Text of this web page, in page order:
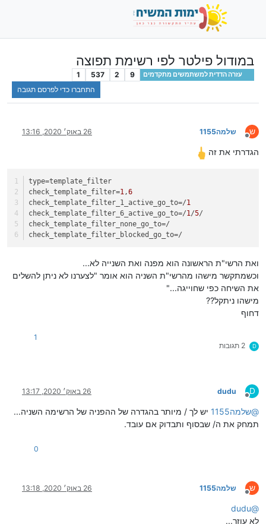
במודול פילטר לפי רשימת תפוצה
עזרה הדדית למשתמשים מתקדמים 9
2
537
1
התחברו כדי לפרסם תגובה
ש
מנותק
שלמה1155 26 באוק׳ 2020, 13:16
הגדרתי את זה
type=template_filter
check_template_filter=1,6
check_template_filter_1_active_go_to=/1
check_template_filter_6_active_go_to=/1/5/
check_template_filter_none_go_to=/
check_template_filter_blocked_go_to=/
ואת הרשי"ת הראשונה הוא מפנה ואת השנייה לא...
וכשמתקשר מישהו מהרשי"ת השניה הוא אומר "לצערנו לא ניתן להשלים
את השיחה כפי שחוייגה..."
מישהו ניתקל??
דחוף
D 2 תגובות
1
D
מנותק
dudu 26 באוק׳ 2020, 13:17
@שלמה1155
יש לך / מיותר בהגדרה של ההפניה של הרשימה השניה...
תמחק את ה/ שבסוף ותבדוק אם עובד.
0
ש
מנותק
שלמה1155 26 באוק׳ 2020, 13:18
@
dudu
לא עוזר...